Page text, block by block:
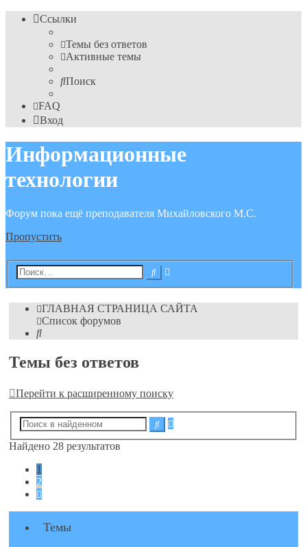
Ссылки
Темы без ответов
Активные темы
Поиск
FAQ
Вход
Информационные
технологии
Форум пока ещё преподавателя Михайловского М.С.
Пропустить
Поиск
ГЛАВНАЯ СТРАНИЦА САЙТА
Список форумов
Поиск
Темы без ответов
Перейти к расширенному поиску
Поиск
Найдено 28 результатов
1
2
Темы